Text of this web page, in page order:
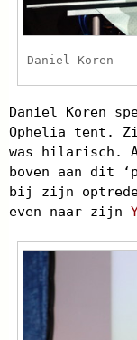
Daniel Koren
Daniel Koren
Ophelia tent.
was hilarisch.
boven aan dit
bij zijn
even naar zijn